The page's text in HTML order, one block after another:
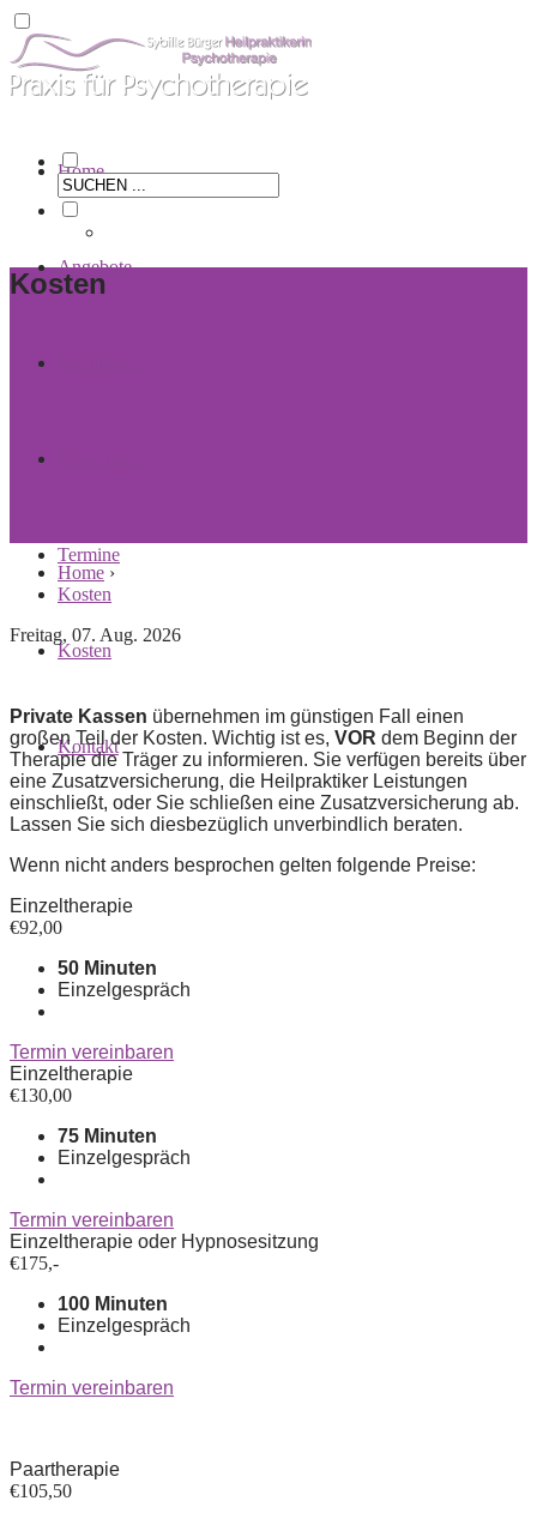
Home
Angebote
Termine
Kosten
Kontakt
Kosten
Home ›
Kosten
Freitag, 07. Aug. 2026
Private Kassen übernehmen im günstigen Fall einen
großen Teil der Kosten. Wichtig ist es, VOR dem Beginn der
Therapie die Träger zu informieren. Sie verfügen bereits über
eine Zusatzversicherung, die Heilpraktiker Leistungen
einschließt, oder Sie schließen eine Zusatzversicherung ab.
Lassen Sie sich diesbezüglich unverbindlich beraten.
Wenn nicht anders besprochen gelten folgende Preise:
Einzeltherapie
€92,00
50 Minuten
Einzelgespräch
Termin vereinbaren
Einzeltherapie
€130,00
75 Minuten
Einzelgespräch
Termin vereinbaren
Einzeltherapie oder Hypnosesitzung
€175,-
100 Minuten
Einzelgespräch
Termin vereinbaren
Paartherapie
€105,50